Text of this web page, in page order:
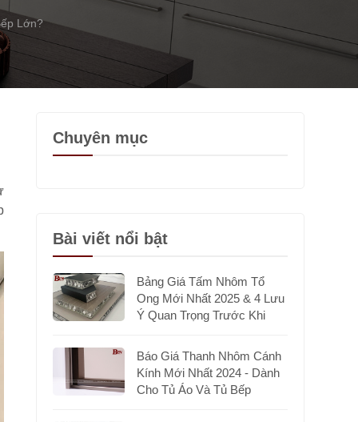
Lớn?
Chuyên mục
Bài viết nổi bật
Bảng Giá Tấm Nhôm Tổ
Ong Mới Nhất 2025 & 4 Lưu
Ý Quan Trọng Trước Khi
Báo Giá Thanh Nhôm Cánh
Kính Mới Nhất 2024 - Dành
Cho Tủ Áo Và Tủ Bếp